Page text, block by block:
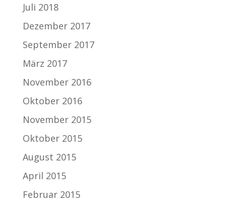
Juli 2018
Dezember 2017
September 2017
März 2017
November 2016
Oktober 2016
November 2015
Oktober 2015
August 2015
April 2015
Februar 2015